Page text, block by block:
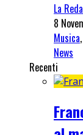
La
8
Musica,
News
Recenti